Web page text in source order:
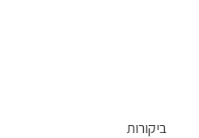
ביקורות